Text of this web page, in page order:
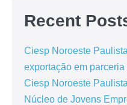
Recent
Ciesp Noroeste
exportação em
Ciesp Noroeste
Núcleo de Jovens